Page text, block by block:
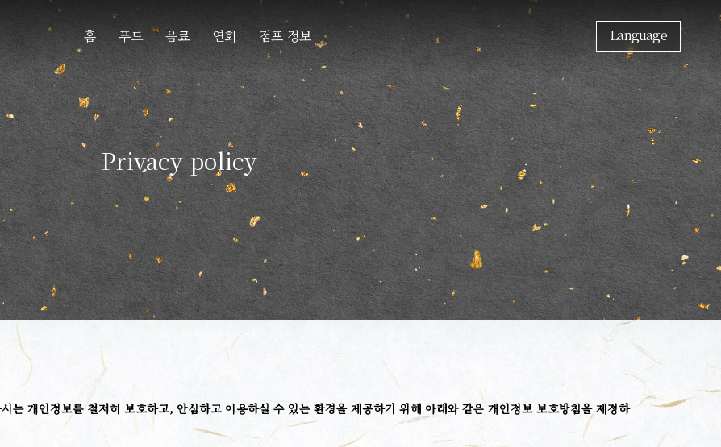
홈 푸드 음료 연회 점포 정보 Language
Privacy policy
는 개인정보를 철저히 보호하고, 안심하고 이용하실 수 있는 환경을 제공하기 위해 아래와 같은 개인정보 보호방침을 제정하